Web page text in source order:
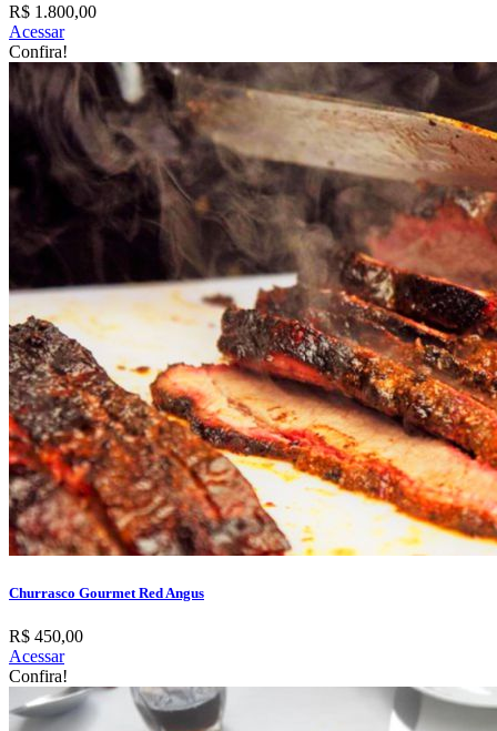
R$ 1.800,00
Acessar
Confira!
Churrasco Gourmet Red Angus
R$ 450,00
Acessar
Confira!